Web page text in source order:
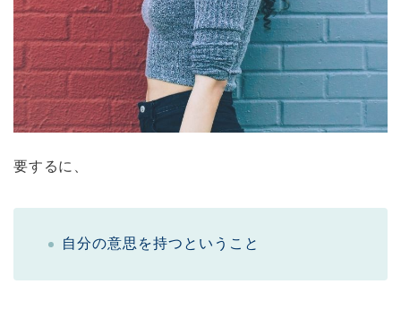
要するに、
自分の意思を持つということ